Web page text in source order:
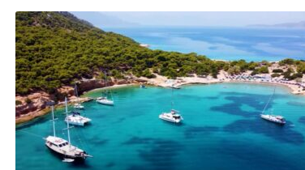
το
τιρκουάζ
«μανιτάρι»:
Στις
ξαπλώστρες
του
θα
βρείτε….
παγώνια!”